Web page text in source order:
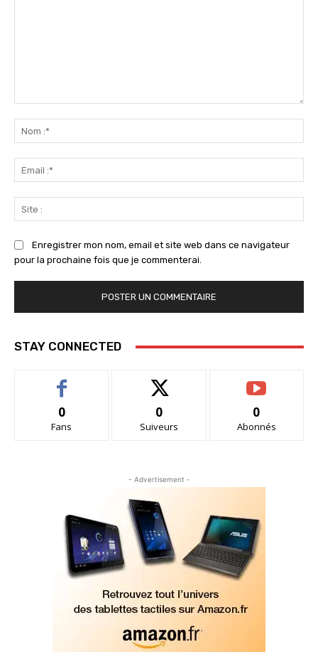
:*
:*
:
Enregistrer mon nom, email et site web dans ce navigateur
pour la prochaine fois que je commenterai.
STAY CONNECTED
0
Fans
0
Suiveurs
0
Abonnés
- Advertisement -